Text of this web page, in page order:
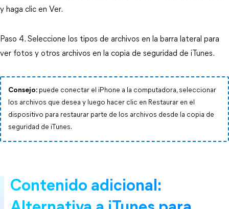
y haga clic en Ver.
Paso 4. Seleccione los tipos de archivos en la barra lateral para
ver fotos y otros archivos en la copia de seguridad de iTunes.
Consejo: puede conectar el iPhone a la computadora, seleccionar
los archivos que desea y luego hacer clic en Restaurar en el
dispositivo para restaurar parte de los archivos desde la copia de
seguridad de iTunes.
Contenido adicional: